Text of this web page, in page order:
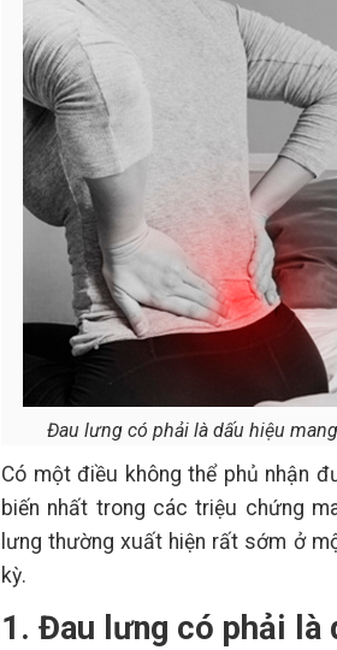
Đau lưng có phải là dấu hiệu
Có một điều không thể phủ nhận
biến nhất trong các triệu chứng
lưng thường xuất hiện rất sớm ở
kỳ.
1. Đau lưng có phải là